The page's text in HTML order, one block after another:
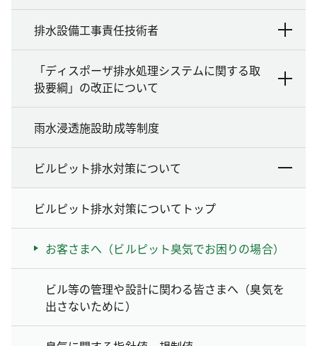
排水設備工事責任技術者
「ディスポーザ排水処理システムに関する取
扱要綱」の改正について
雨水浸透施設助成等制度
ビルピット排水対策について
ビルピット排水対策についてトップ
お客さまへ（ビルピット臭気でお困りの場合）
ビル等の管理や設計に関わる皆さまへ（臭気を
出さないために）